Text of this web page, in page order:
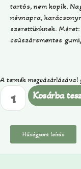
tartós, nem kopik.
névnapra,
szerettünknek.
csúszársmentes
A termék megvásárlásával
Kosárba
Hűségpont leírás